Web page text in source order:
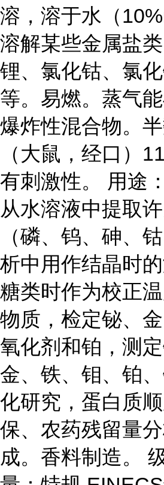
溶，溶于水（
溶解某些金属盐
锂、氯化钴、氯
等。易燃。蒸气
爆炸性混合物。
（大鼠，经口）
有刺激性。 用途
从水溶液中提取
（磷、钨、砷、
析中用作结晶时
糖类时作为校正
物质，检定铋、金
氧化剂和铂，测定
金、铁、钼、铂
化研究，蛋白质
保、农药残留量
成。香料制造。